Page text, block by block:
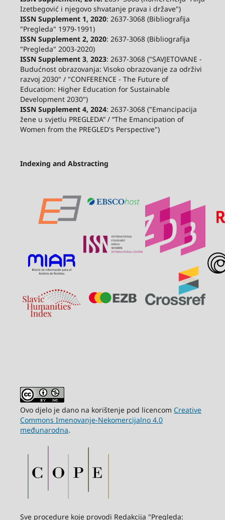
Izetbegović i njegovo shvatanje prava i države")
ISSN Supplement 1, 2020: 2637-3068 (Bibliografija
"Pregleda" 1979-1991)
ISSN Supplement 2, 2020: 2637-3068 (Bibliografija
"Pregleda" 2003-2020)
ISSN Supplement 3, 2023: 2637-3068 ("SAVJETOVANE -
Budućnost obrazovanja: Visoko obrazovanje za održivi
razvoj 2030" / "CONFERENCE - The Future of
Education: Higher Education for Sustainable
Development 2030")
ISSN Supplement 4, 2024: 2637-3068 ("Emancipacija
žene u svjetlu PREGLEDA” / “The Emancipation of
Women from the PREGLED's Perspective")
Indexing and Abstracting
Ovo djelo je dano na korištenje pod licencom Creative
Commons Imenovanje-Nekomercijalno 4.0
međunarodna.
Sve procedure koje provodi Redakcija "Pregleda: